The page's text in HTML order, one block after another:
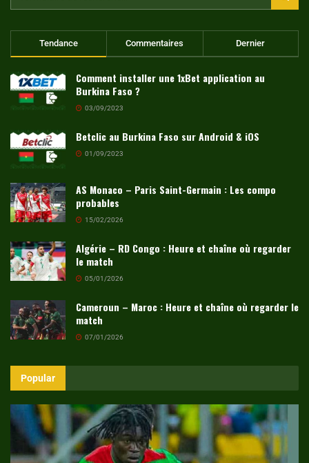
Tendance Commentaires Dernier
Comment installer une 1xBet application au
Burkina Faso ?
03/09/2023
Betclic au Burkina Faso sur Android & iOS
01/09/2023
AS Monaco – Paris Saint-Germain : Les compo
probables
15/02/2026
Algérie – RD Congo : Heure et chaîne où regarder
le match
05/01/2026
Cameroun – Maroc : Heure et chaîne où regarder le
match
07/01/2026
Popular